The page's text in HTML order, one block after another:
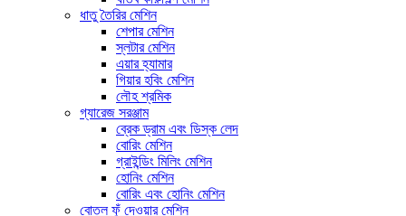
ধাতু তৈরির মেশিন
শেপার মেশিন
স্লটার মেশিন
এয়ার হ্যামার
গিয়ার হবিং মেশিন
লৌহ শ্রমিক
গ্যারেজ সরঞ্জাম
ব্রেক ড্রাম এবং ডিস্ক লেদ
বোরিং মেশিন
গ্রাইন্ডিং মিলিং মেশিন
হোনিং মেশিন
বোরিং এবং হোনিং মেশিন
বোতল ফুঁ দেওয়ার মেশিন